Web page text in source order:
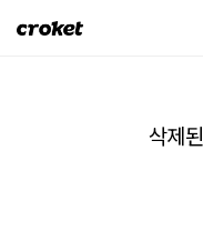
크
삭제